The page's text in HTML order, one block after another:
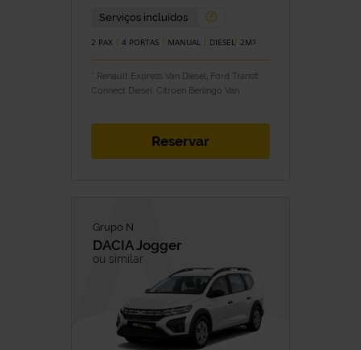
Serviços incluídos
2 PAX 4 PORTAS MANUAL DIESEL 2M3
* Renault Express Van Diesel, Ford Transit
Connect Diesel, Citroen Berlingo Van
Reservar
Grupo N
DACIAJogger
ou similar